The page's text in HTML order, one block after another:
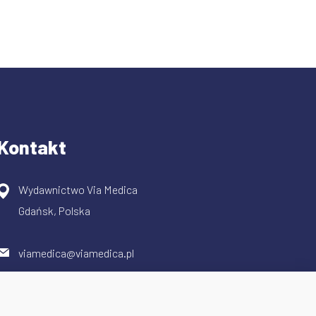
Wydawnictwo Via Medica
Gdańsk, Polska
viamedica@viamedica.pl